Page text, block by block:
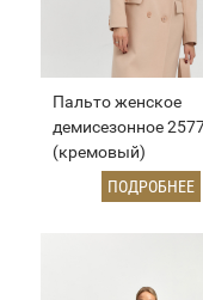
Пальто женское
демисезонное
(кремовый)
ПОДРОБНЕЕ